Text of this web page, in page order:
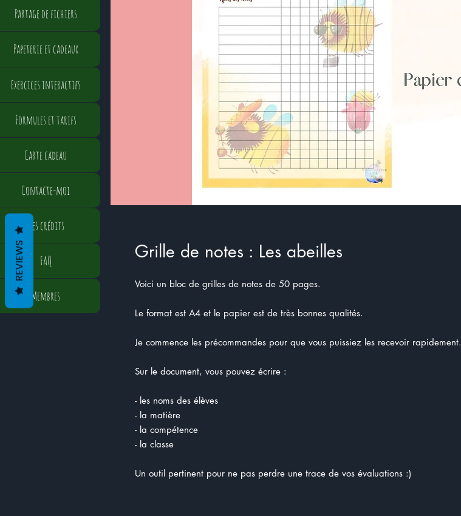
Grille de notes : Les abeilles
Voici un bloc de grilles de notes de 50 pages.
Le format est A4 et le papier est de très bonnes qualités.
Je commence les précommandes pour que vous puissiez les recevoir rapidement.
Sur le document, vous pouvez écrire :
- les noms des élèves
- la matière
- la compétence
- la classe
Un outil pertinent pour ne pas perdre une trace de vos évaluations :)
Partage de fichiers
Papeterie et cadeaux
Exercices interactifs
Formules et tarifs
Carte cadeau
Contacte-moi
Mes crédits
FAQ
Membres
REVIEWS